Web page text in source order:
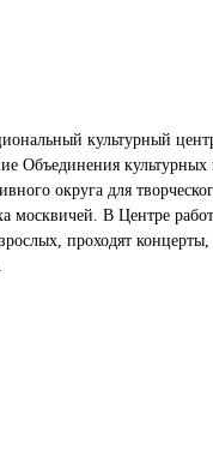
культурный
Объединения
округа для
москвичей. В Центре
проходят концерты,